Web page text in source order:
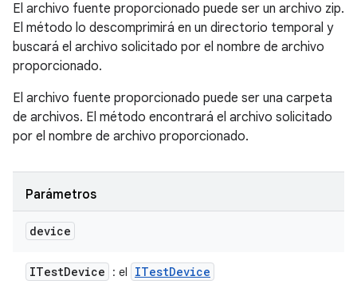
El archivo fuente proporcionado puede ser un archivo zip.
El método lo descomprimirá en un directorio temporal y
buscará el archivo solicitado por el nombre de archivo
proporcionado.
El archivo fuente proporcionado puede ser una carpeta
de archivos. El método encontrará el archivo solicitado
por el nombre de archivo proporcionado.
Parámetros
device
ITestDevice : el ITestDevice